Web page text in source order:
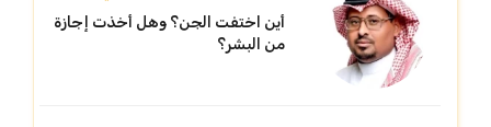
أين اختفت الجن؟ وهل أخذت إجازة
من البشر؟